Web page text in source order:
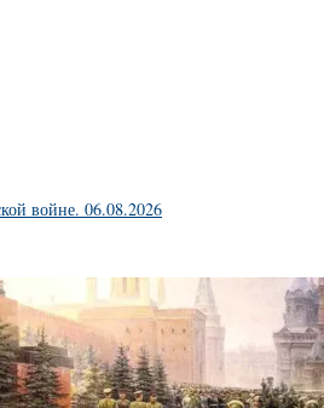
войне. 06.08.2026